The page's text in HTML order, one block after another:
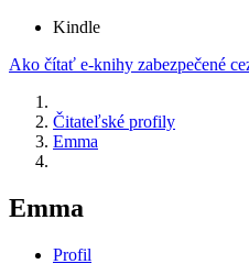
Kindle
Ako čítať e-knihy zabezpečené
Čitateľské profily
Emma
Emma
Profil